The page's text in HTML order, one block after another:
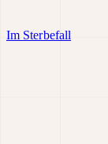
Im Sterbefall